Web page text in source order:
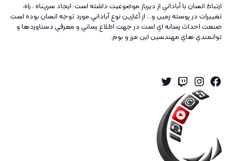
ارتباط انسان با آباداني از ديرباز موضوعيت داشته است. ايجاد سرپناه ، راه،
تغييرات در پوسته زمين و... از آغازين نوع آباداني مورد توجه انسان بوده است.
صنعت احداث رسانه اي است در جهت اطلاع رساني و معرفي دستاوردها و
توانمندي هاي مهندسين اين مرز و بوم.
Facebook
Instagram
Twitch
Twitter